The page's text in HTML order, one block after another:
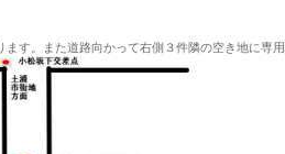
ます。また道路向かって右側３件隣の空き地に専